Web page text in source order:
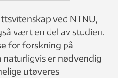
ved NTNU,
vært en del av studien.
for forskning på
naturligvis er nødvendig
utøveres